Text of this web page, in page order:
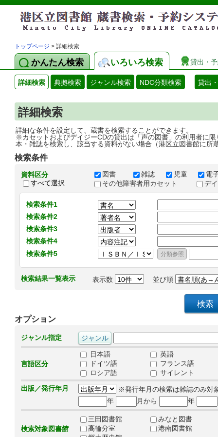
トップページ > 詳細検索
かんたん検索 いろいろ検索 貸出・
詳細検索 典拠検索 ジャンル検索 NDC分類検索 貸出
詳細検索
詳細な条件を設定して、蔵書を検索することができます。
※カセットおよびデイジーCDの貸出は「声の図書」の利用者に限
本・雑誌を検索し、該当する資料がない場合（港区立図書館に所
検索条件
資料区分
すべて選択
図書 雑誌 児童
電
その他障害者用カセット
デ
検索条件1
検索条件2
検索条件3
検索条件4
検索条件5
検索結果一覧表示 表示数 並び順
オプション
ジャンル指定
言語区分
日本語
英語
ドイツ語
フランス語
ロシア語
サイレント
出版／発行年月
※発行年月の検索は雑誌のみ対
年
月から 年
検索対象図書館
三田図書館
みなと図書
高輪分室
港南図書館